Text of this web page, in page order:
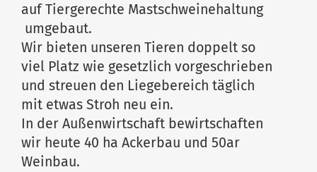
auf Tiergerechte Mastschweinehaltung
umgebaut.
Wir bieten unseren Tieren doppelt so
viel Platz wie gesetzlich vorgeschrieben
und streuen den Liegebereich täglich
mit etwas Stroh neu ein.
In der Außenwirtschaft bewirtschaften
wir heute 40 ha Ackerbau und 50ar
Weinbau.